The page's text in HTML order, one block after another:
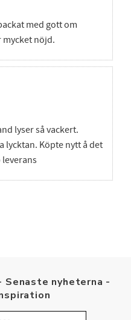
med gott om
mycket nöjd.
lyser så vackert.
lycktan. Köpte nytt å det
leverans
Senaste nyheterna -